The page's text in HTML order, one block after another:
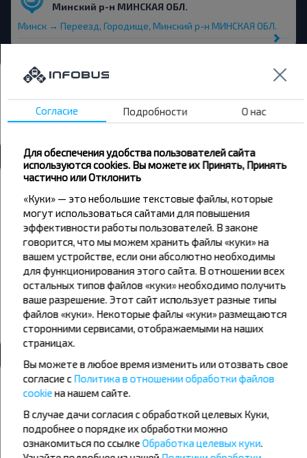
Минский р-н МИНСКАЯ ОБЛ.
Минск → Переезд, Городище, Минский р-н МИНСКАЯ ОБЛ.
Автовокзалы и остановки
Переезд
Все автовокзалы Переезд, Городище, Минский р-н
Погода
07
+19°C День
+18°C
08
+15°C Утро
+20°C
+14°C Вечер
09
+16°C
+22°C
+16°C
Хотите путешествовать дешевле?
Не пропусти специальные акции, скидки и другие интересные
предложения INFOBUS. Подпишись на получение новостей и
путешествуй с нами дешевле!
Согласие Подробности О нас
Для обеспечения удобства пользователей сайта
используются cookies. Вы можете их Принять, Принять
частично или Отклонить
«Куки» — это небольшие текстовые файлы, которые
могут использоваться сайтами для повышения
эффективности работы пользователей. В законе
говорится, что мы можем хранить файлы «куки» на
вашем устройстве, если они абсолютно необходимы
для функционирования этого сайта. В отношении всех
остальных типов файлов «куки» необходимо получить
ваше разрешение. Этот сайт использует разные типы
файлов «куки». Некоторые файлы «куки» размещаются
сторонними сервисами, отображаемыми на наших
страницах.
Вы можете в любое время изменить или отозвать свое
согласие сПолитика в отношении обработки файлов
cookieна нашем сайте.
В случае дачи согласия с обработкой целевых Куки,
подробнее о порядке их обработки можно
ознакомиться по ссылкеОбработка целевых куки